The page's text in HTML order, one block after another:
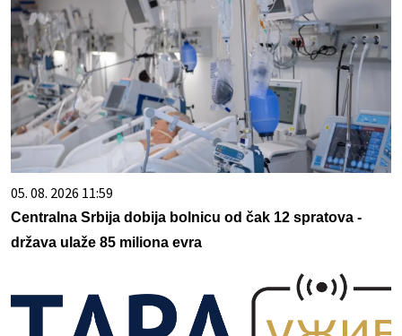
05. 08. 2026 11:59
Centralna Srbija dobija bolnicu od čak 12 spratova -
država ulaže 85 miliona evra